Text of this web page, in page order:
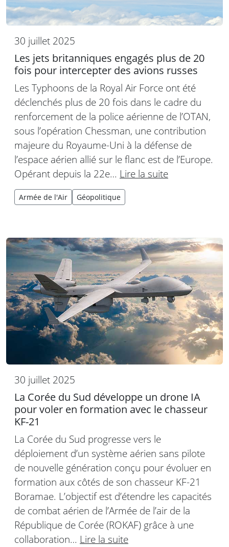
30 juillet 2025
Les jets britanniques engagés plus de 20
fois pour intercepter des avions russes
Les Typhoons de la Royal Air Force ont été
déclenchés plus de 20 fois dans le cadre du
renforcement de la police aérienne de l’OTAN,
sous l’opération Chessman, une contribution
majeure du Royaume-Uni à la défense de
l’espace aérien allié sur le flanc est de l’Europe.
Opérant depuis la 22e… Lire la suite
Armée de l'Air Géopolitique
30 juillet 2025
La Corée du Sud développe un drone IA
pour voler en formation avec le chasseur
KF-21
La Corée du Sud progresse vers le
déploiement d’un système aérien sans pilote
de nouvelle génération conçu pour évoluer en
formation aux côtés de son chasseur KF-21
Boramae. L’objectif est d’étendre les capacités
de combat aérien de l’Armée de l’air de la
République de Corée (ROKAF) grâce à une
collaboration… Lire la suite